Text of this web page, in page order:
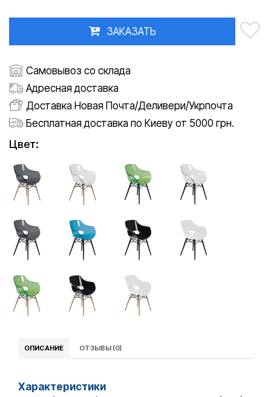
ЗАКАЗАТЬ
Самовывоз со склада
Адресная доставка
Доставка Новая Почта/Деливери/Укрпочта
Бесплатная доставка по Киеву от 5000 грн.
Цвет:
ОПИСАНИЕ ОТЗЫВЫ (0)
Характеристики